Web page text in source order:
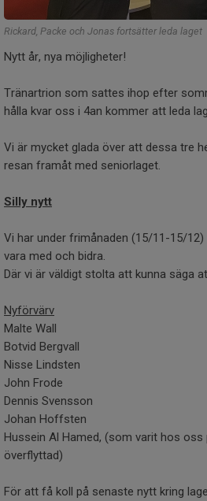
Rickard, Packe och Jonas fortsätter leda laget
Nytt år, nya möjligheter!
Tränartrion som sattes ihop efter
hålla kvar oss i 4an kommer att leda
Vi är mycket glada över att dessa tre
resan framåt med seniorlaget.
Silly nytt
Vi har under frimånaden (15/11-15/
vara med och bidra.
Där vi är väldigt stolta att kunna säga
Nyförvärv
Malte Wall
Botvid Bergvall
Nisse Lindsten
John Frode
Dennis Svensson
Johan Hoffsten
Hussein Al Hamed, (som varit hos
överflyttad)
För att få koll på senaste nytt kring